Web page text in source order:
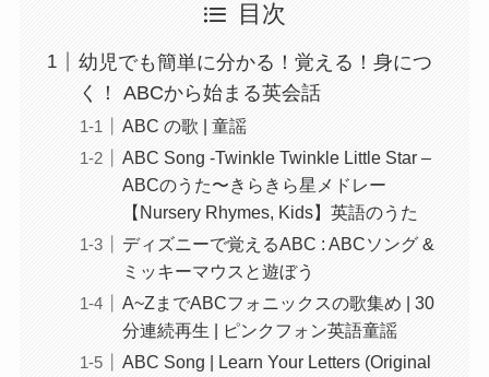
目次
幼児でも簡単に分かる！覚える！身につ
く！ ABCから始まる英会話
ABC の歌 | 童謡
ABC Song -Twinkle Twinkle Little Star –
ABCのうた〜きらきら星メドレー
【Nursery Rhymes, Kids】英語のうた
ディズニーで覚えるABC : ABCソング &
ミッキーマウスと遊ぼう
A~ZまでABCフォニックスの歌集め | 30
分連続再生 | ピンクフォン英語童謡
ABC Song | Learn Your Letters (Original